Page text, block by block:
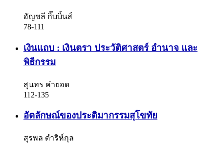
อัญชลี กิ๊บบิ้นส์
78-111
เงินแถบ : เงินตรา ประวัติศาสตร์ อำนาจ และ
พิธีกรรม
สุนทร คำยอด
112-135
อัตลักษณ์ของประติมากรรมสุโขทัย
สุรพล ดำริห์กุล